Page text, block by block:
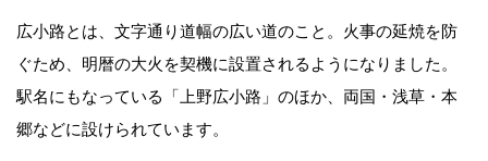
広小路とは、文字通り道幅の広い道のこと。火事の延焼を防
ぐため、明暦の大火を契機に設置されるようになりました。
駅名にもなっている「上野広小路」のほか、両国・浅草・本
郷などに設けられています。